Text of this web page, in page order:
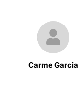
Carme Garcia